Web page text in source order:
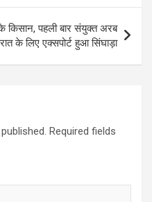
किसान, पहली बार संयुक्त अरब
के लिए एक्सपोर्ट हुआ सिंघाड़ा
Required fields